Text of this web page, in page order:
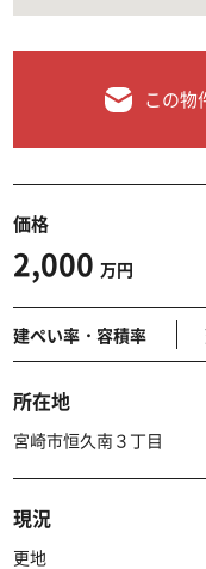
この物
価格
2,000 万円
建ぺい率・容積率
所在地
宮崎市恒久南３丁目 【
現況
更地